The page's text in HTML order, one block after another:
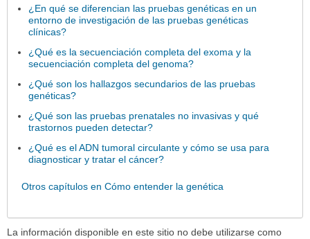
¿En qué se diferencian las pruebas genéticas en un
entorno de investigación de las pruebas genéticas
clínicas?
¿Qué es la secuenciación completa del exoma y la
secuenciación completa del genoma?
¿Qué son los hallazgos secundarios de las pruebas
genéticas?
¿Qué son las pruebas prenatales no invasivas y qué
trastornos pueden detectar?
¿Qué es el ADN tumoral circulante y cómo se usa para
diagnosticar y tratar el cáncer?
Otros capítulos en Cómo entender la genética
La información disponible en este sitio no debe utilizarse como